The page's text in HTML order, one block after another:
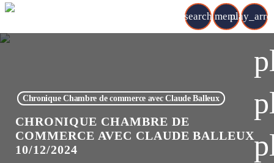
search menu
Chronique Chambre de commerce avec Claude Balleux
CHRONIQUE CHAMBRE DE
COMMERCE AVEC CLAUDE BALLEUX
10/12/2024